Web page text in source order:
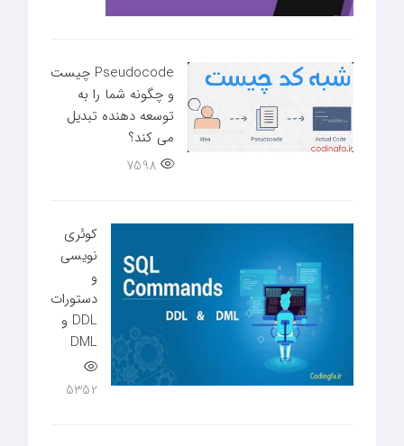
Pseudocode چیست
و چگونه شما را به
توسعه دهنده تبدیل
می کند؟
7598
کوئری
نویسی
و
دستورات
DDL و
DML
5352